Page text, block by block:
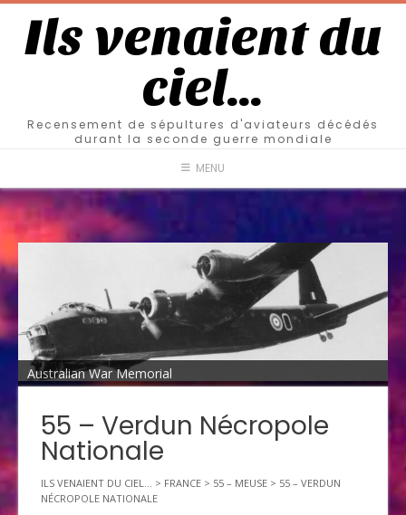
Ils venaient du
ciel…
Recensement de sépultures d'aviateurs décédés
durant la seconde guerre mondiale
MENU
Australian War Memorial
55 – Verdun Nécropole
Nationale
ILS VENAIENT DU CIEL... > FRANCE > 55 – MEUSE > 55 – VERDUN
NÉCROPOLE NATIONALE